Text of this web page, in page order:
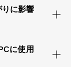
に影響
に使用